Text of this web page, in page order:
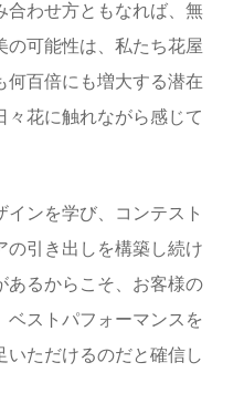
合わせ方ともなれば、無
の可能性は、私たち花屋
何百倍にも増大する潜在
々花に触れながら感じて
ンを学び、コンテスト
の引き出しを構築し続け
あるからこそ、お客様の
ベストパフォーマンスを
いただけるのだと確信し